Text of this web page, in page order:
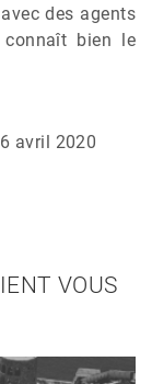
des agents
bien le
avril 2020
VOUS